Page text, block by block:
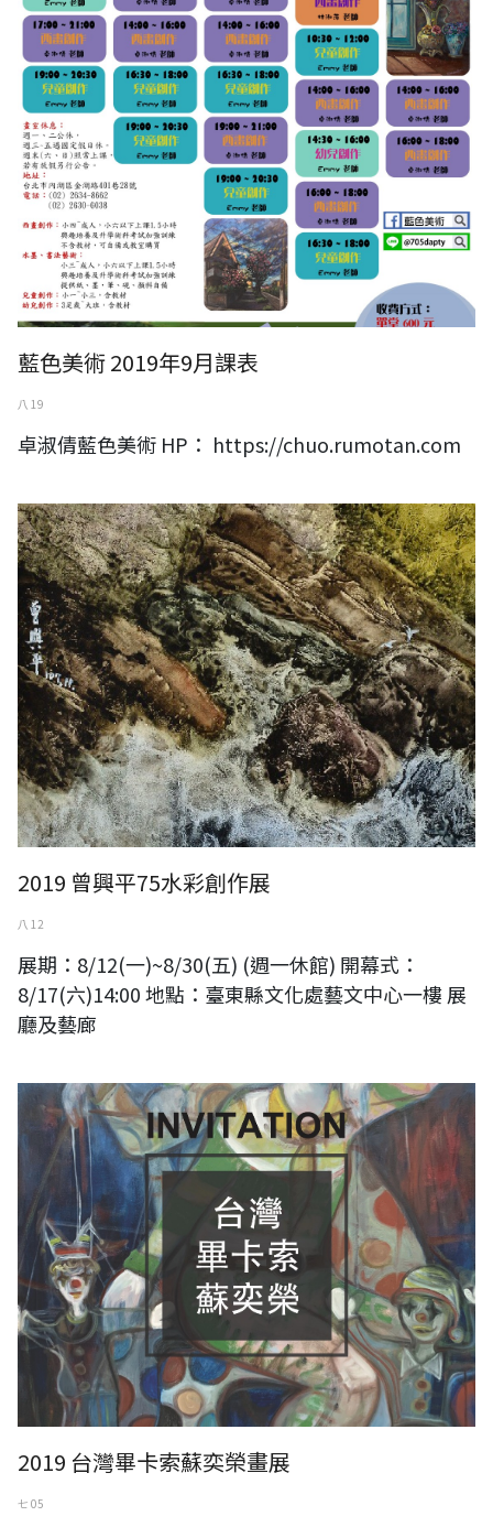
藍色美術 2019年9月課表
八 19
卓淑倩藍色美術 HP： https://chuo.rumotan.com
2019 曾興平75水彩創作展
2019 曾興平75水彩創作展
八 12
展期：8/12(一)~8/30(五) (週一休館) 開幕式：
8/17(六)14:00 地點：臺東縣文化處藝文中心一樓 展
廳及藝廊
2019 台灣畢卡索蘇奕榮畫展
2019 台灣畢卡索蘇奕榮畫展
七 05